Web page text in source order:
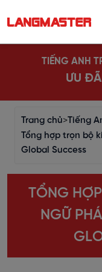
TIẾNG ANH
ƯU
Trang chủ>Tiếng
Tổng hợp trọn bộ
Global Success
TỔNG
NGỮ